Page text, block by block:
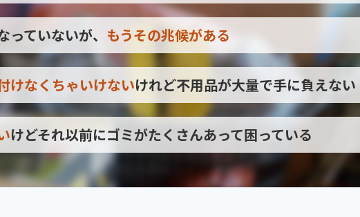
っていないが、 もうその兆候がある
けなくちゃいけないけれど不用品が大量で手に負えない
けどそれ以前にゴミがたくさんあって困っている